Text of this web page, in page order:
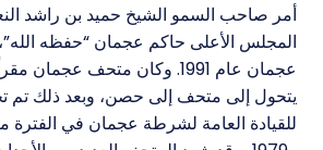
أمر صاحب السمو الشيخ حميد بن راشد
المجلس الأعلى حاكم عجمان “حفظه
عجمان عام 1991. وكان متحف
يتحول إلى متحف إلى حصن، وبعد ذلك تم